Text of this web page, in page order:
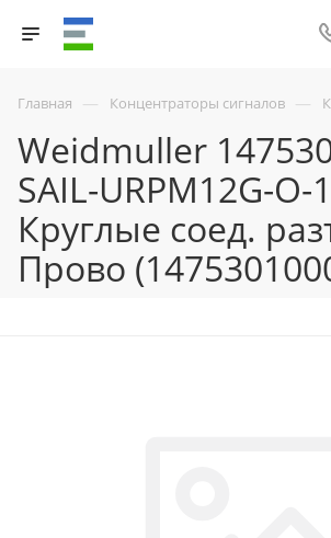
Главная — Концентраторы сигналов —
Weidmuller
SAIL-URPM12G-O-
Круглые соед.
Прово